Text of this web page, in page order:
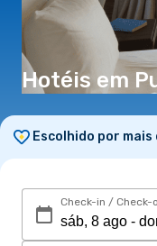
Hotéis em
Escolhido por mais
Check-in / Check-